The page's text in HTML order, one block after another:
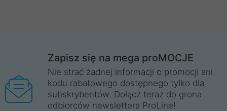
Zapisz się na mega proMOCJE
Nie strać żadnej informacji o promocji ani
kodu rabatowego dostępnego tylko dla
subskrybentów. Dołącz teraz do grona
odbiorców newslettera ProLine!